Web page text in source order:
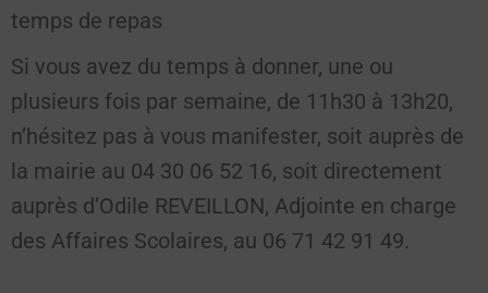
temps de repas
Si vous avez du temps à donner, une ou
plusieurs fois par semaine, de 11h30 à 13h20,
n’hésitez pas à vous manifester, soit auprès de
la mairie au 04 30 06 52 16, soit directement
auprès d’Odile REVEILLON, Adjointe en charge
des Affaires Scolaires, au 06 71 42 91 49.